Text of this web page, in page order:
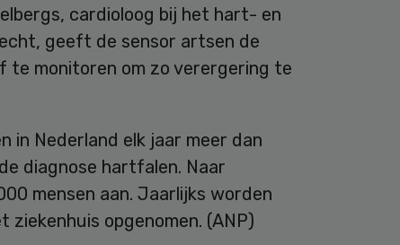
cardioloog bij het hart- en
geeft de sensor artsen de
te monitoren om zo verergering te
in Nederland elk jaar meer dan
diagnose hartfalen. Naar
mensen aan. Jaarlijks worden
opgenomen. (ANP)